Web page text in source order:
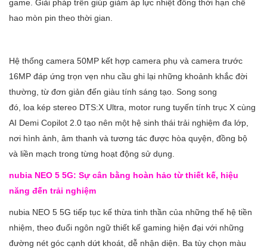
game. Giải pháp trên giúp giảm áp lực nhiệt đồng thời hạn chế
hao mòn pin theo thời gian.
Hệ thống camera 50MP kết hợp camera phụ và camera trước
16MP đáp ứng trọn vẹn nhu cầu ghi lại những khoảnh khắc đời
thường, từ đơn giản đến giàu tính sáng tạo. Song song
đó, loa kép stereo DTS:X Ultra, motor rung tuyến tính trục X cùng
AI Demi Copilot 2.0 tạo nên một hệ sinh thái trải nghiệm đa lớp,
nơi hình ảnh, âm thanh và tương tác được hòa quyện, đồng bộ
và liền mạch trong từng hoạt động sử dụng.
nubia NEO 5 5G: Sự cân bằng hoàn hảo từ thiết kế, hiệu
năng đến trải nghiệm
nubia NEO 5 5G tiếp tục kế thừa tinh thần của những thế hệ tiền
nhiệm, theo đuổi ngôn ngữ thiết kế gaming hiện đại với những
đường nét góc cạnh dứt khoát, dễ nhận diện. Ba tùy chọn màu